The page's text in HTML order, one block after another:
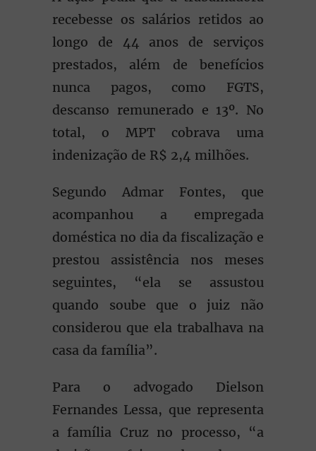
recebesse os salários retidos ao
longo de 44 anos de serviços
prestados, além de benefícios
nunca pagos, como FGTS,
descanso remunerado e 13º. No
total, o MPT cobrava uma
indenização de R$ 2,4 milhões.
Segundo Admar Fontes, que
acompanhou a empregada
doméstica no dia da fiscalização e
prestou assistência nos meses
seguintes, “ela se assustou
quando soube que o juiz não
considerou que ela trabalhava na
casa da família”.
Para o advogado Dielson
Fernandes Lessa, que representa
a família Cruz no processo, “a